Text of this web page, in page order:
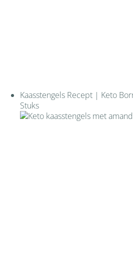
Kaasstengels Recept | Keto
Stuks